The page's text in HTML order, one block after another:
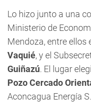
Lo hizo junto a una
Ministerio de
Mendoza, entre ellos
Vaquié, y el
Guiñazú. El lugar
Pozo Cercado
Aconcagua Energía